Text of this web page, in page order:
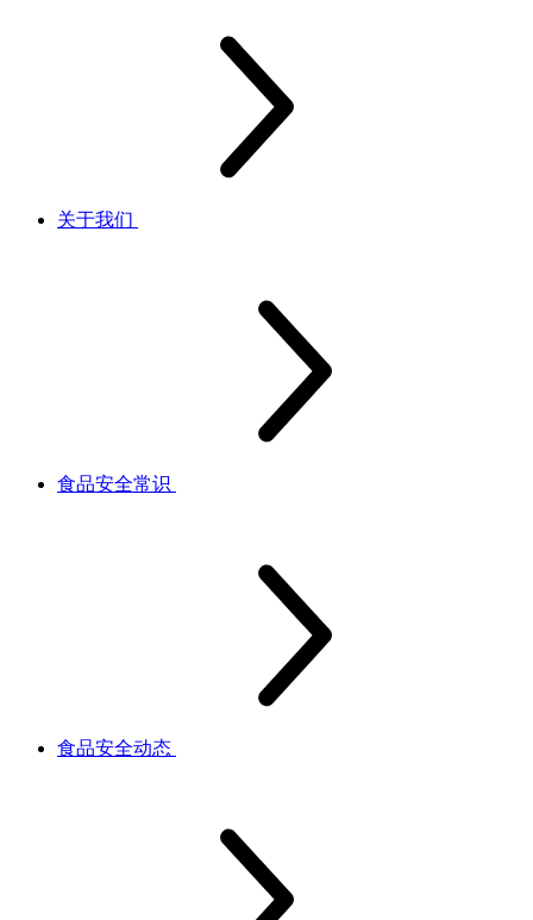
关于我们
食品安全常识
食品安全动态